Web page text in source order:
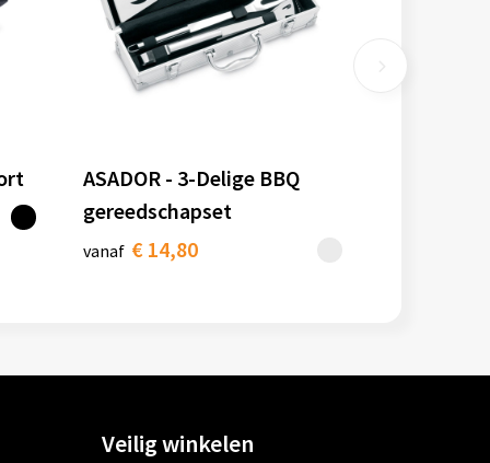
ASADOR - 3-Delige BBQ
gereedschapset
vanaf € 14,80
Veilig winkelen